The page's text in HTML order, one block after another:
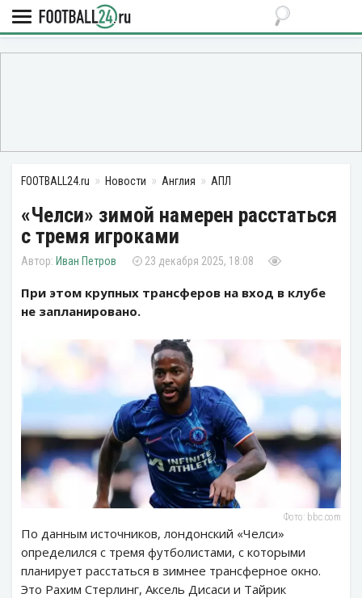
FOOTBALL24.ru Новости Англия АПЛ
«Челси» зимой намерен расстаться
с тремя игроками
Иван Петров 23 декабря 2025, 18:08
При этом крупных трансферов на вход в клубе
не запланировано.
Фото: bbc.com
По данным источников, лондонский «Челси»
определился с тремя футболистами, с которыми
планирует расстаться в зимнее трансферное окно.
Это Рахим Стерлинг, Аксель Дисаси и Тайрик